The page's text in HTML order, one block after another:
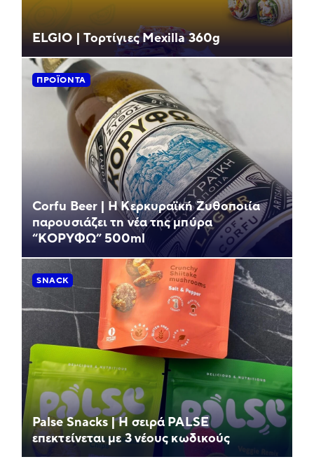
ELGIO | Τορτίγιες Mexilla 360g
ΠΡΟΪΌΝΤΑ
Corfu Beer | Η Κερκυραϊκή Ζυθοποιία
παρουσιάζει τη νέα της μπύρα
“ΚΟΡΥΦΩ” 500ml
SNACK
Palse Snacks | Η σειρά PALSE
επεκτείνεται με 3 νέους κωδικούς